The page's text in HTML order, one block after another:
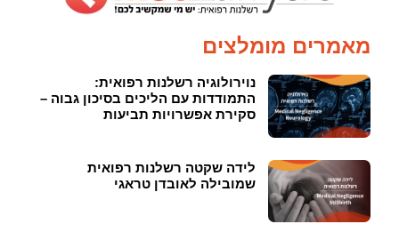
מאמרים מומלצים
נוירולוגיה רשלנות רפואית:
התמודדות עם הליכים בסיכון גבוה –
סקירת אפשרויות תביעות
לידה שקטה רשלנות רפואית
שמובילה לאובדן טראגי